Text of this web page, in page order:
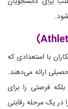
با استعدادی که
ارائه می‌دهند.
فرصتی را برای
در یک مرحله رقابتی